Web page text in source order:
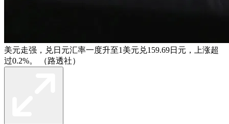
美元走强，兑日元汇率一度升至1美元兑159.69日元，上涨超
过0.2%。 （路透社）